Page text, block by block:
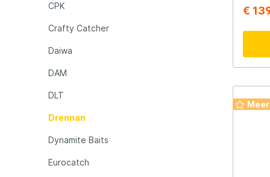
Rozemijer
Spiderwire Spro
Team Deep Sea
CPK
Crafty Catcher
Daiwa
DAM
DLT
Drennan
Dynamite Baits
Eurocatch
van
en
€